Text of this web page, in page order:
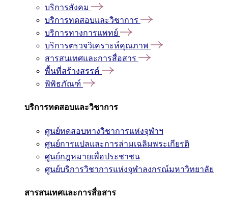
บริการสังคม
บริการทดสอบและวิชาการ
บริการทางการแพทย์
บริการตรวจวิเคราะห์คุณภาพ
สารสนเทศและการสื่อสาร
พื้นที่สร้างสรรค์
พิพิธภัณฑ์
บริการทดสอบและวิชาการ
ศูนย์ทดสอบทางวิชาการแห่งจุฬาฯ
ศูนย์การแปลและการล่ามเฉลิมพระเกียรติ
ศูนย์กฎหมายเพื่อประชาชน
ศูนย์บริการวิชาการแห่งจุฬาลงกรณ์มหาวิทยาลัย
สารสนเทศและการสื่อสาร